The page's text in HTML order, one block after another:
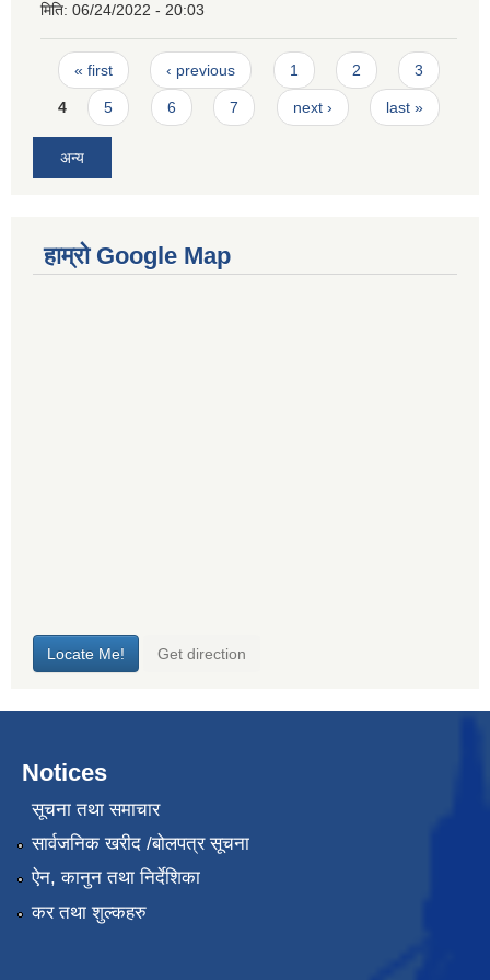
मिति: 06/24/2022 - 20:03
Pages
« first ‹ previous 1 2 3
4 5 6 7 next › last »
अन्य
हाम्रो Google Map
Notices
सूचना तथा समाचार
सार्वजनिक खरीद /बोलपत्र सूचना
ऐन, कानुन तथा निर्देशिका
कर तथा शुल्कहरु